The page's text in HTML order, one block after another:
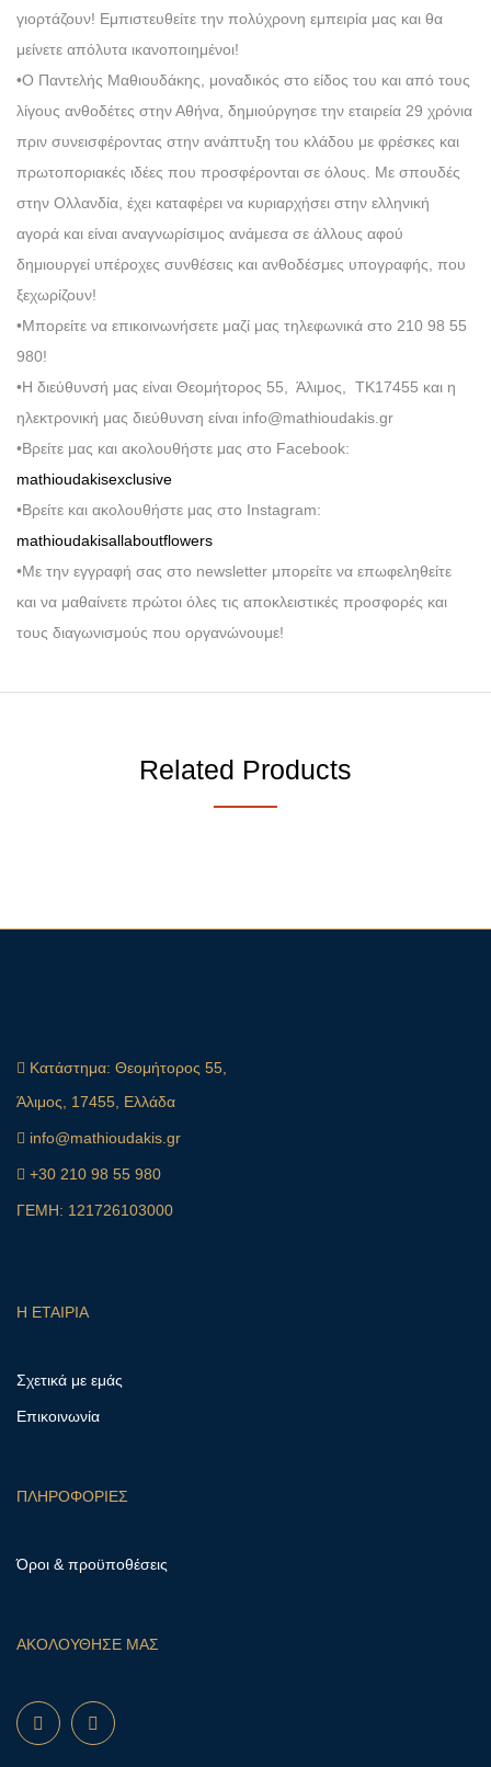
γιορτάζουν! Εμπιστευθείτε την πολύχρονη εμπειρία μας και θα
μείνετε απόλυτα ικανοποιημένοι!
•Ο Παντελής Μαθιουδάκης, μοναδικός στο είδος του και από τους
λίγους ανθοδέτες στην Αθήνα, δημιούργησε την εταιρεία 29 χρόνια
πριν συνεισφέροντας στην ανάπτυξη του κλάδου με φρέσκες και
πρωτοποριακές ιδέες που προσφέρονται σε όλους. Με σπουδές
στην Ολλανδία, έχει καταφέρει να κυριαρχήσει στην ελληνική
αγορά και είναι αναγνωρίσιμος ανάμεσα σε άλλους αφού
δημιουργεί υπέροχες συνθέσεις και ανθοδέσμες υπογραφής, που
ξεχωρίζουν!
•Μπορείτε να επικοινωνήσετε μαζί μας τηλεφωνικά στο 210 98 55
980!
•Η διεύθυνσή μας είναι Θεομήτορος 55, Άλιμος, ΤΚ17455 και η
ηλεκτρονική μας διεύθυνση είναι info@mathioudakis.gr
•Βρείτε μας και ακολουθήστε μας στο Facebook:
mathioudakisexclusive
•Βρείτε και ακολουθήστε μας στο Instagram:
mathioudakisallaboutflowers
•Με την εγγραφή σας στο newsletter μπορείτε να επωφεληθείτε
και να μαθαίνετε πρώτοι όλες τις αποκλειστικές προσφορές και
τους διαγωνισμούς που οργανώνουμε!
Related Products
Κατάστημα: Θεομήτορος 55,
Άλιμος, 17455, Ελλάδα
info@mathioudakis.gr
+30 210 98 55 980
ΓΕΜΗ: 121726103000
Η ΕΤΑΙΡΙΑ
Σχετικά με εμάς
Επικοινωνία
ΠΛΗΡΟΦΟΡΙΕΣ
Όροι & προϋποθέσεις
ΑΚΟΛΟΥΘΗΣΕ ΜΑΣ